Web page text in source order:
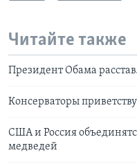
Читайте также
Президент Обама
Консерваторы
США и Россия
медведей